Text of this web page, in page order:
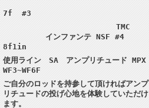
7f #3
TMC
インファンテ NSF #4
8f1in
使用ライン SA アンプリチュード MPX
WF3~WF6F
ご自分のロッドを持参して頂ければアンプ
リチュードの投げ心地を体験していただけ
ます。